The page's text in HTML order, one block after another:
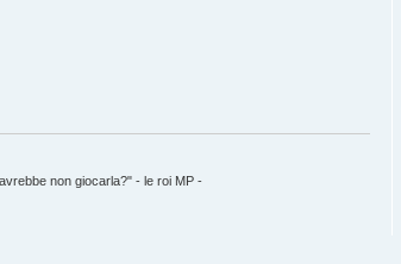
non giocarla?" - le roi MP -